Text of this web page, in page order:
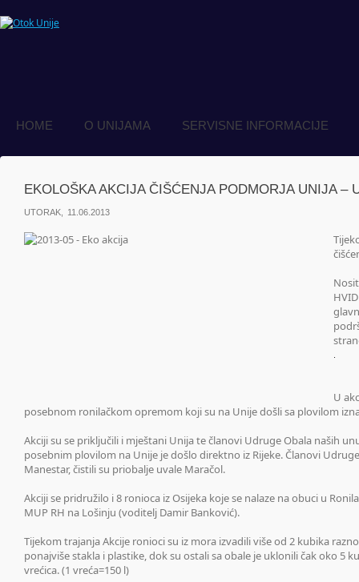
HOME O UNIJAMA SERVISNE INFORMACIJE
EKOLOŠKA AKCIJA ČIŠĆENJA PODMORJA UNIJA –
UTORAK, 11.06.2013
U
posebnom ronilačkom opremom koji su na Unije došli sa plovilom
Akciji su se priključili i mještani Unija te članovi Udruge Obala naših
posebnim plovilom na Unije je došlo direktno iz Rijeke. Članovi
Manestar, čistili su priobalje uvale Maračol.
Akciji se pridružilo i 8 ronioca iz Osijeka koje se nalaze na obuci u
MUP RH na Lošinju (voditelj Damir Banković).
Tijekom trajanja Akcije ronioci su iz mora izvadili više od 2 kubika
ponajviše stakla i plastike, dok su ostali sa obale je uklonili čak oko 5
vrećica. (1 vreća=150 l)